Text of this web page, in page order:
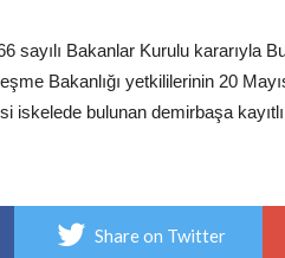
sayılı Bakanlar Kurulu kararıyla
Bakanlığı yetkililerinin 20
iskelede bulunan demirbaşa
Share on Twitter